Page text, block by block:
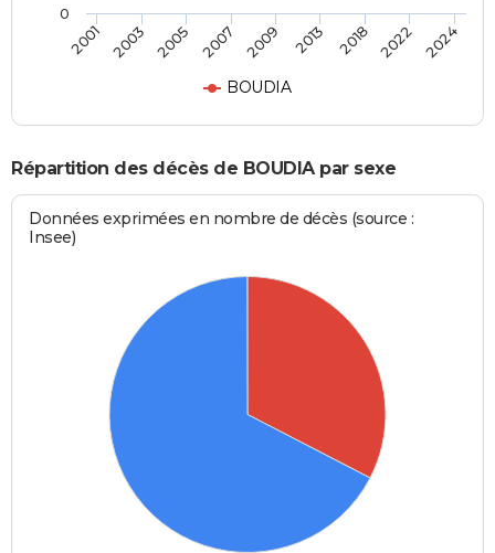
BOUDIA
2001 2003 2005 2007 2009 2013 2018 2022 2024
0
Répartition des décès de BOUDIA par sexe
Données exprimées en nombre de décès (source :
Insee)